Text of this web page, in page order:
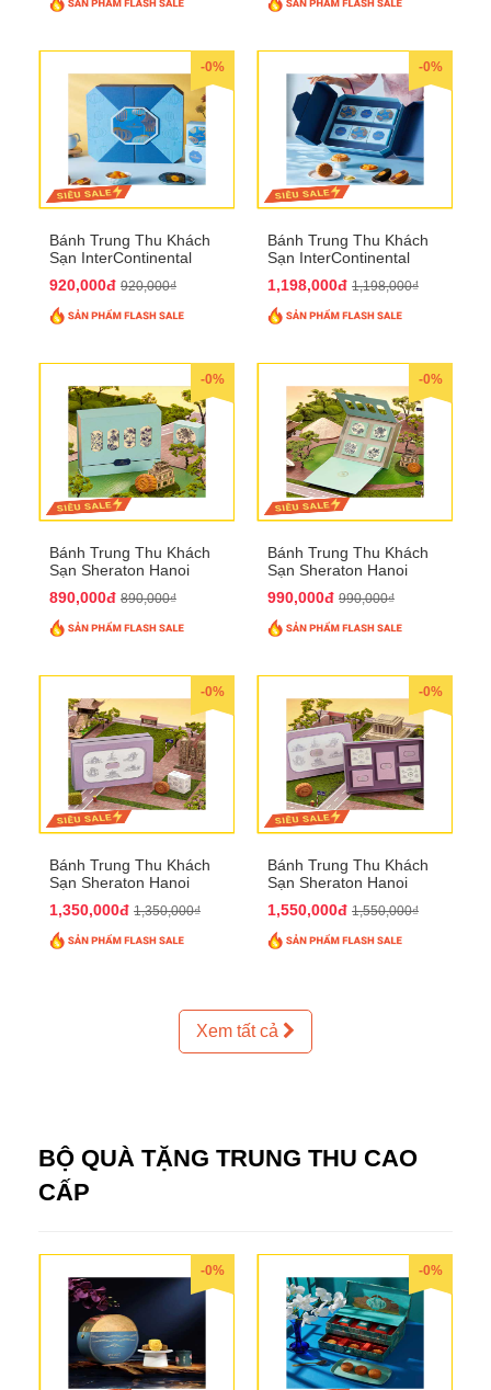
-0%
Bánh Trung Thu Khách
Sạn InterContinental
QTTT26
920,000đ 920,000₫
-0%
Bánh Trung Thu Khách
Sạn InterContinental
QTTT27
1,198,000đ 1,198,000₫
-0%
Bánh Trung Thu Khách
Sạn Sheraton Hanoi
890,000đ 890,000₫
-0%
Bánh Trung Thu Khách
Sạn Sheraton Hanoi
990,000đ 990,000₫
-0%
Bánh Trung Thu Khách
Sạn Sheraton Hanoi
1,350,000đ 1,350,000₫
-0%
Bánh Trung Thu Khách
Sạn Sheraton Hanoi
1,550,000đ 1,550,000₫
Xem tất cả
BỘ QUÀ TẶNG TRUNG THU CAO
CẤP
-0% -0%